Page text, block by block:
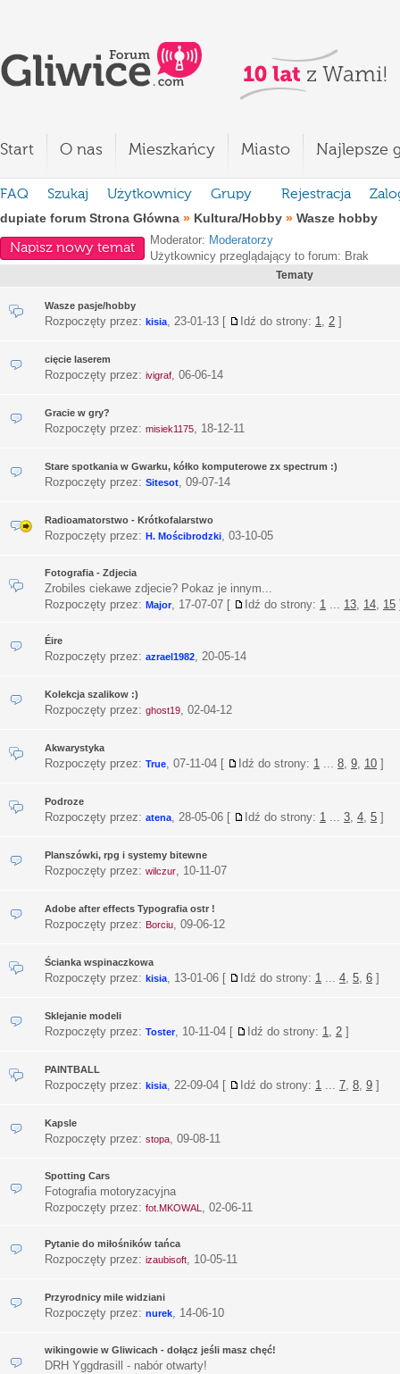
Start O nas Mieszkańcy Miasto Najlepsze
FAQ Szukaj Użytkownicy Grupy Rejestracja
dupiate forum Strona Główna » Kultura/Hobby » Wasze hobby
Napisz nowy temat
Moderator: Moderatorzy
Użytkownicy przeglądający to forum: Brak
Tematy
Wasze pasje/hobby
Rozpoczęty przez: kisia, 23-01-13 [ Idź do strony: 1, 2 ]
cięcie laserem
Rozpoczęty przez: ivigraf, 06-06-14
Gracie w gry?
Rozpoczęty przez: misiek1175, 18-12-11
Stare spotkania w Gwarku, kółko komputerowe zx spectrum :)
Rozpoczęty przez: Sitesot, 09-07-14
Radioamatorstwo - Krótkofalarstwo
Rozpoczęty przez: H. Mościbrodzki, 03-10-05
Fotografia - Zdjecia
Zrobiles ciekawe zdjecie? Pokaz je innym...
Rozpoczęty przez: Major, 17-07-07 [ Idź do strony: 1 ... 13, 14, 15
Éire
Rozpoczęty przez: azrael1982, 20-05-14
Kolekcja szalikow :)
Rozpoczęty przez: ghost19, 02-04-12
Akwarystyka
Rozpoczęty przez: True, 07-11-04 [ Idź do strony: 1 ... 8, 9, 10 ]
Podroze
Rozpoczęty przez: atena, 28-05-06 [ Idź do strony: 1 ... 3, 4, 5 ]
Planszówki, rpg i systemy bitewne
Rozpoczęty przez: wilczur, 10-11-07
Adobe after effects Typografia ostr !
Rozpoczęty przez: Borciu, 09-06-12
Ścianka wspinaczkowa
Rozpoczęty przez: kisia, 13-01-06 [ Idź do strony: 1 ... 4, 5, 6 ]
Sklejanie modeli
Rozpoczęty przez: Toster, 10-11-04 [ Idź do strony: 1, 2 ]
PAINTBALL
Rozpoczęty przez: kisia, 22-09-04 [ Idź do strony: 1 ... 7, 8, 9 ]
Kapsle
Rozpoczęty przez: stopa, 09-08-11
Spotting Cars
Fotografia motoryzacyjna
Rozpoczęty przez: fot.MKOWAL , 02-06-11
Pytanie do miłośników tańca
Rozpoczęty przez: izaubisoft, 10-05-11
Przyrodnicy mile widziani
Rozpoczęty przez: nurek, 14-06-10
wikingowie w Gliwicach - dołącz jeśli masz chęć!
DRH Yggdrasill - nabór otwarty!